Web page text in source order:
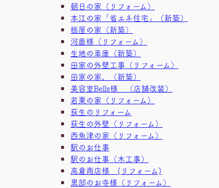
朝日の家（リフォーム）
本江の家「省エネ住宅」（新築）
栃屋の家（新築）
河鹿様（リフォーム）
生地の車庫（新築）
田家の外壁工事（リフォーム）
田家の家。（新築）
美容室Bells様 （店舗改装）
若栗の家（リフォーム）
荻生のリフォーム
荻生の外壁（リフォーム）
西魚津の家（リフォーム）
駅のお仕事
駅のお仕事（木工事）
高倉商店様 (リフォーム)
黒部のお寺様（リフォーム）